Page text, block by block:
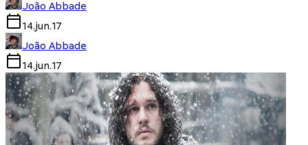
João Abbade
14.jun.17
João Abbade
14.jun.17